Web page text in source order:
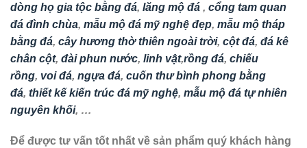
dòng họ gia tộc bằng đá, lăng mộ đá , cổng tam quan
đá đình chùa, mẫu mộ đá mỹ nghệ đẹp, mẫu mộ tháp
bằng đá, cây hương thờ thiên ngoài trời, cột đá, đá kê
chân cột, đài phun nước, linh vật,rồng đá, chiếu
rồng, voi đá, ngựa đá, cuốn thư bình phong bằng
đá, thiết kế kiến trúc đá mỹ nghệ, mẫu mộ đá tự nhiên
nguyên khối, …
Để được tư vấn tốt nhất về sản phẩm quý khách hàng